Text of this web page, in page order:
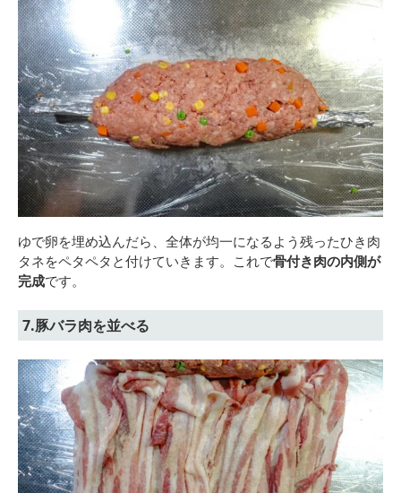
ゆで卵を埋め込んだら、全体が均一になるよう残ったひき肉
タネをペタペタと付けていきます。これで骨付き肉の内側が
完成です。
7.豚バラ肉を並べる